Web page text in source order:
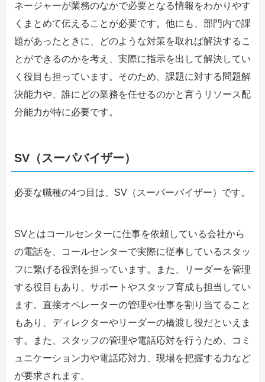
ネージャーが業務のなかで必要となる情報をわかりやす
くまとめて伝えることが必要です。他にも、部門内で課
題があったときに、どのような対策を取れば解決するこ
とができるのかを考え、実際に指示を出して解決してい
く役目も担っています。そのため、課題に対する問題解
決能力や、誰にどの業務を任せるのかと言うリソース配
分能力が特に必要です。
SV（スーパバイザー）
必要な職種の4つ目は、SV（スーパーバイザー）です。
SVとはコールセンターに仕事を依頼している会社から
の電話を、コールセンターで実際に従事しているスタッ
フに繋げる役割を担っています。また、リーダーを管理
する役目もあり、サポートやスタッフ育成も担当してい
ます。直接オペレーターの管理や仕事を割り当てること
もあり、ディレクターやリーダーの橋渡し役だといえま
す。また、スタッフの管理や電話応対を行うため、コミ
ュニケーション力や電話応対力、現場を把握する力など
が要求されます。